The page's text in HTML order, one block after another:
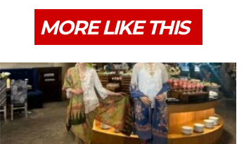
MORE LIKE THIS